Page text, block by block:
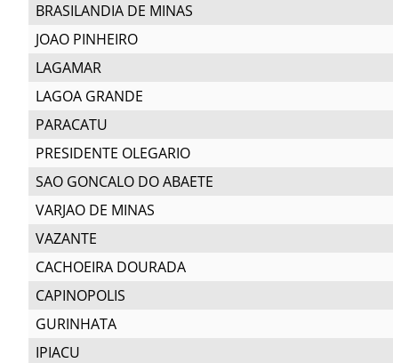
BRASILANDIA DE MINAS
JOAO PINHEIRO
LAGAMAR
LAGOA GRANDE
PARACATU
PRESIDENTE OLEGARIO
SAO GONCALO DO ABAETE
VARJAO DE MINAS
VAZANTE
CACHOEIRA DOURADA
CAPINOPOLIS
GURINHATA
IPIACU